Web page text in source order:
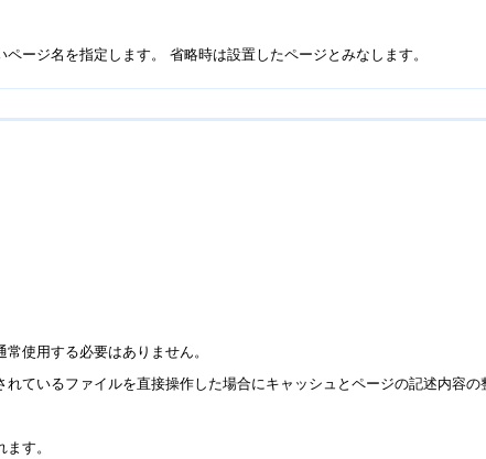
ージ名を指定します。 省略時は設置したページとみなします。
使用する必要はありません。
れているファイルを直接操作した場合にキャッシュとページの記述内容
す。